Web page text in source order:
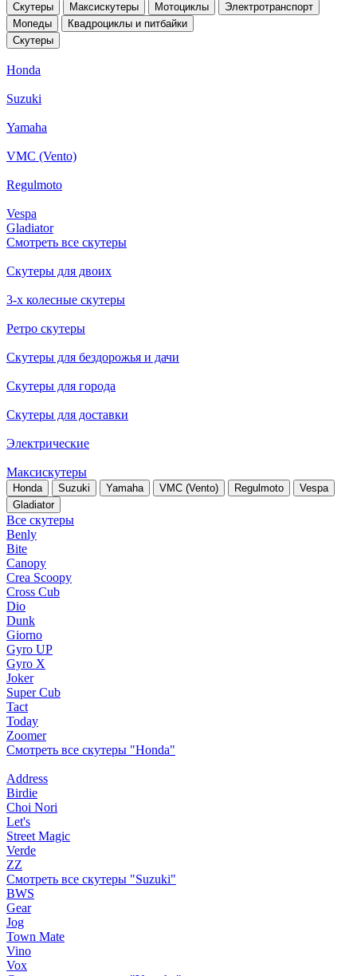
Скутеры Максискутеры Мотоциклы
Электротранспорт
Мопеды
Квадроциклы и питбайки
Скутеры
Honda
Suzuki
Yamaha
VMC (Vento)
Regulmoto
Vespa
Gladiator
Смотреть все скутеры
Скутеры для двоих
3-х колесные скутеры
Ретро скутеры
Скутеры для бездорожья и дачи
Скутеры для города
Скутеры для доставки
Электрические
Максискутеры
Honda Suzuki Yamaha VMC (Vento) Regulmoto
Vespa
Gladiator
Все скутеры
Benly
Bite
Canopy
Crea Scoopy
Cross Cub
Dio
Dunk
Giorno
Gyro UP
Gyro X
Joker
Super Cub
Tact
Today
Zoomer
Смотреть все скутеры "Honda"
Address
Birdie
Choi Nori
Let's
Street Magic
Verde
ZZ
Смотреть все скутеры "Suzuki"
BWS
Gear
Jog
Town Mate
Vino
Vox